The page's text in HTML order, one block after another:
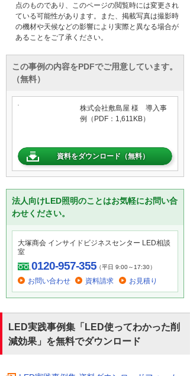
点のものであり、このページの閲覧時には変更され
ている可能性があります。また、掲載写真は撮影時
の機材や天候などの影響により実際と異なる場合が
あることをご了承ください。
この事例の内容をPDFでご用意しています。
（無料）
株式会社敷島屋 様 導入事
例（PDF：1,611KB）
資料をダウンロード（無料）
法人向けLED照明のことはお気軽にお問い合
わせください。
大塚商会 インサイドビジネスセンター LED相談
室
0120-957-355（平日 9:00～17:30）
お問い合わせ 資料請求 お見積り
LED実践事例集「LED使ってわかった削
減効果」を無料でダウンロード